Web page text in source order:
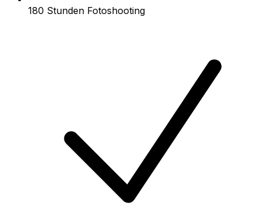
180 Stunden Fotoshooting